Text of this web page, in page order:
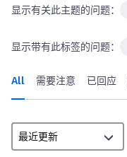
显示有关此主题的问题：
显示带有此标签的问题：
All 需要注意 已回应